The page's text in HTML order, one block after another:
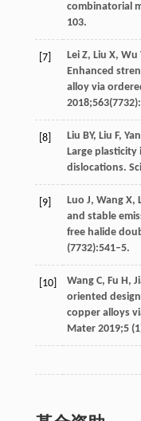
combinatorial
103.
[7]
Lei Z, Liu X, Wu
Enhanced
alloy via
[8]
Liu BY, Liu F,
Large plasticity
dislocations.
[9]
Luo J, Wang X,
and stable
free halide
(7732):541–5.
[10]
Wang C, Fu H,
oriented
copper alloys
Mater 2019;5